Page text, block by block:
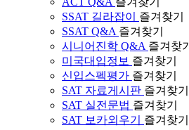
SSAT 길라잡이
즐겨찾기
SSAT Q&A 즐겨찾기
시니어진학 Q&A 즐겨찾기
미국대입정보 즐겨찾기
신입스펙평가 즐겨찾기
SAT 자료게시판 즐겨찾기
SAT 실전문법 즐겨찾기
SAT 보카외우기
즐겨찾기